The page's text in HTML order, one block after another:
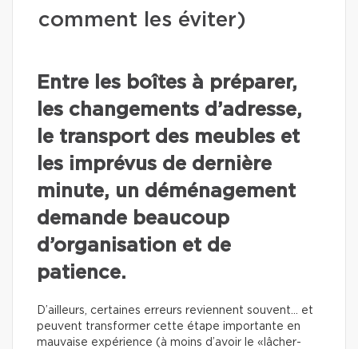
comment les éviter)
Entre les boîtes à préparer,
les changements d’adresse,
le transport des meubles et
les imprévus de dernière
minute, un déménagement
demande beaucoup
d’organisation et de
patience.
D’ailleurs, certaines erreurs reviennent souvent… et
peuvent transformer cette étape importante en
mauvaise expérience (à moins d’avoir le «lâcher-